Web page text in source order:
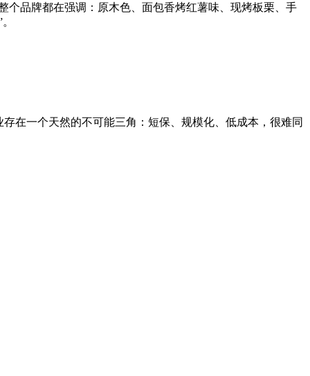
个品牌都在强调：原木色、面包香烤红薯味、现烤板栗、手
在一个天然的不可能三角：短保、规模化、低成本，很难同